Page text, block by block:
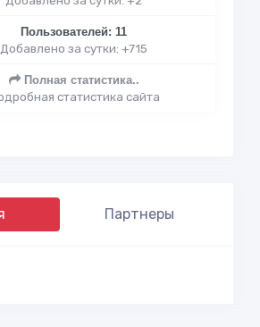
Пользователей: 11
Добавлено за сутки: +715
Полная статистика..
статистика сайта
Партнеры